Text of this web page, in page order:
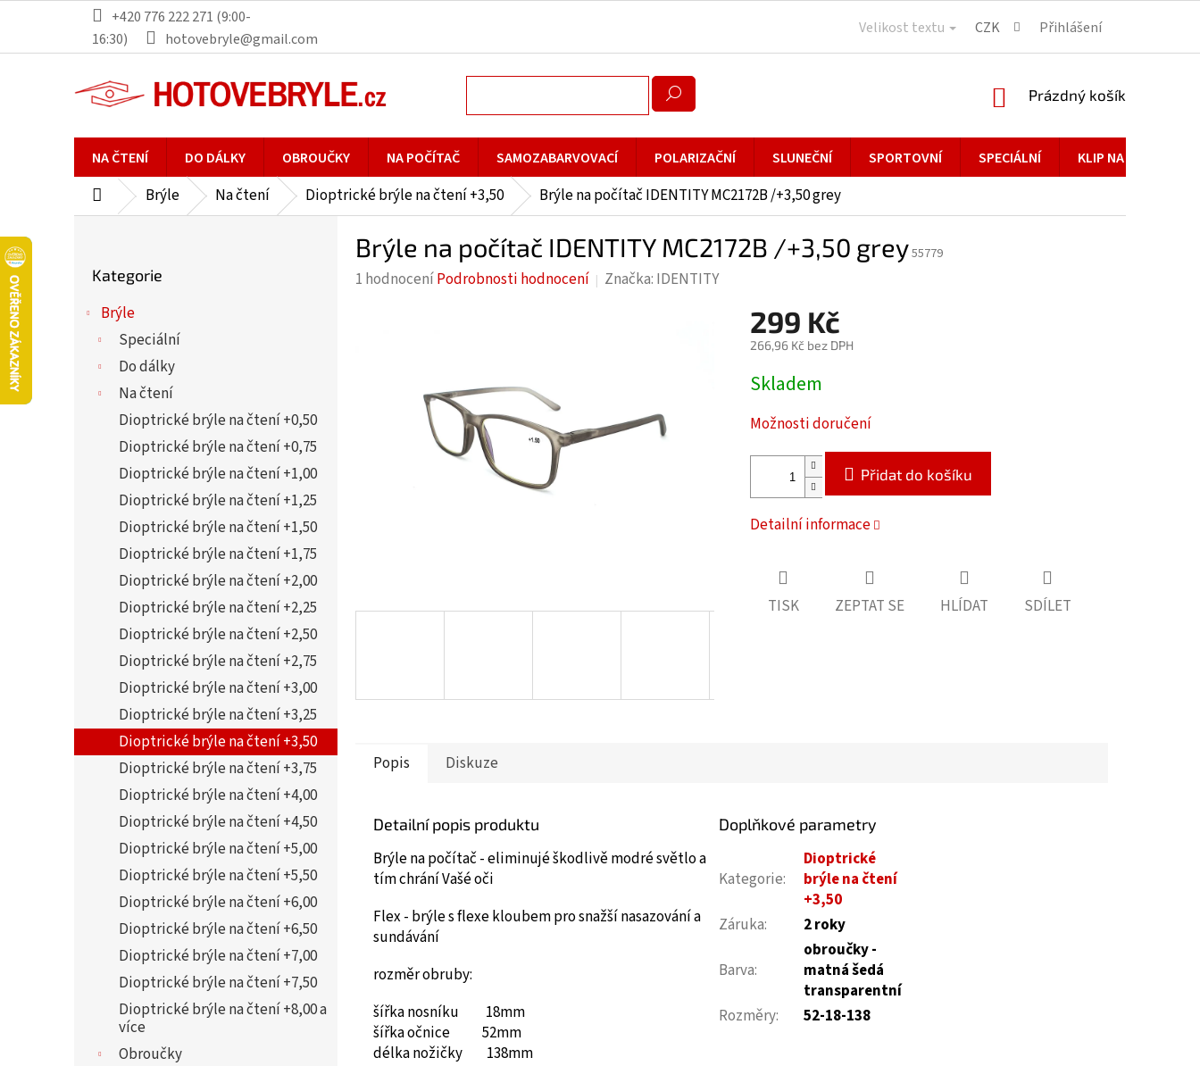
obsah
+420 776 222 271 (9:00-
16:30)
hotovebryle@gmail.com
Velikost textu CZK Přihlášení
NÁKUPNÍ
Prázdný košík
NA ČTENÍ DO DÁLKY OBROUČKY NA POČÍTAČ SAMOZABARVOVACÍ POLARIZAČNÍ SLUNEČNÍ SPORTOVNÍ SPECIÁLNÍ KLIP NA BRÝLE
DomůBrýle Na čtení Dioptrické brýle na čtení +3,50 Brýle na počítač IDENTITY MC2172B /+3,50 grey
kategorie
Kategorie
Brýle
Speciální
Do dálky
Na čtení
Dioptrické brýle na čtení +0,50
Dioptrické brýle na čtení +0,75
Dioptrické brýle na čtení +1,00
Dioptrické brýle na čtení +1,25
Dioptrické brýle na čtení +1,50
Dioptrické brýle na čtení +1,75
Dioptrické brýle na čtení +2,00
Dioptrické brýle na čtení +2,25
Dioptrické brýle na čtení +2,50
Dioptrické brýle na čtení +2,75
Dioptrické brýle na čtení +3,00
Dioptrické brýle na čtení +3,25
Dioptrické brýle na čtení +3,50
Dioptrické brýle na čtení +3,75
Dioptrické brýle na čtení +4,00
Dioptrické brýle na čtení +4,50
Dioptrické brýle na čtení +5,00
Dioptrické brýle na čtení +5,50
Dioptrické brýle na čtení +6,00
Dioptrické brýle na čtení +6,50
Dioptrické brýle na čtení +7,00
Dioptrické brýle na čtení +7,50
Dioptrické brýle na čtení +8,00 a
více
Obroučky
Brýle na počítač IDENTITY MC2172B /+3,50 grey55779
Průměrné
1 hodnoceníPodrobnosti hodnocení Značka: IDENTITY
299 Kč
266,96 Kč bez DPH
Měrná
cena:
Skladem
Možnosti doručení
Přidat do košíku
Detailní informace
TISK ZEPTAT SE HLÍDAT SDÍLET
Popis Diskuze
Detailní popis produktu
Brýle na počítač - eliminujé škodlivě modré světlo a
tím chrání Vašé oči
Flex - brýle s flexe kloubem pro snažší nasazování a
sundávání
rozměr obruby:
šířka nosníku 18mm
šířka očnice 52mm
délka nožičky 138mm
Doplňkové parametry
Kategorie:
Dioptrické
brýle na čtení
+3,50
Záruka: 2 roky
Barva:
obroučky -
matná šedá
transparentní
Rozměry: 52-18-138